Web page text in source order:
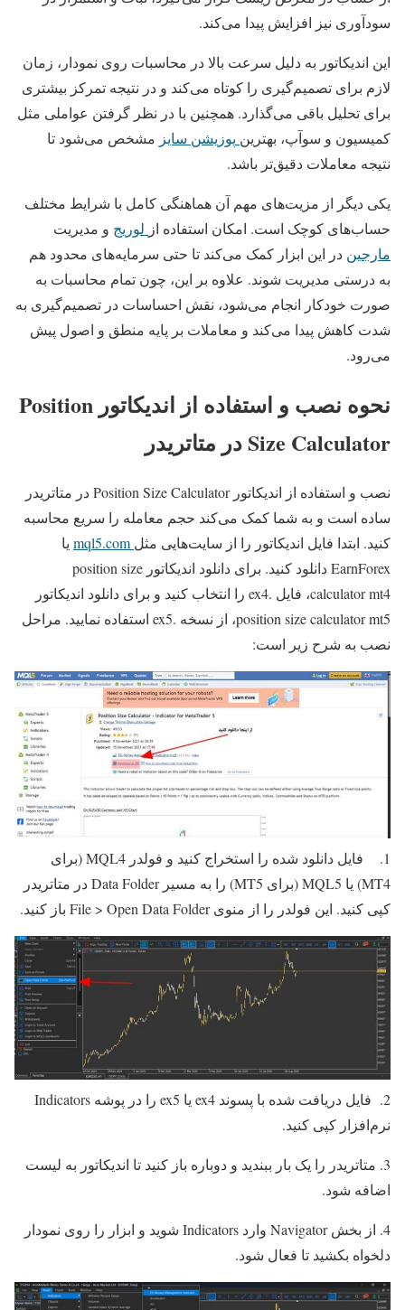
سودآوری نیز افزایش پیدا می‌کند.
این اندیکاتور به دلیل سرعت بالا در محاسبات روی نمودار، زمان
لازم برای تصمیم‌گیری را کوتاه می‌کند و در نتیجه تمرکز بیشتری
برای تحلیل باقی می‌گذارد. همچنین با در نظر گرفتن عواملی مثل
کمیسیون و سوآپ، بهترین پوزیشن سایز مشخص می‌شود تا
نتیجه معاملات دقیق‌تر باشد.
یکی دیگر از مزیت‌های مهم آن هماهنگی کامل با شرایط مختلف
حساب‌های کوچک است. امکان استفاده از لوریج و مدیریت
مارجین در این ابزار کمک می‌کند تا حتی سرمایه‌های محدود هم
به درستی مدیریت شوند. علاوه بر این، چون تمام محاسبات به
صورت خودکار انجام می‌شود، نقش احساسات در تصمیم‌گیری به
شدت کاهش پیدا می‌کند و معاملات بر پایه منطق و اصول پیش
می‌رود.
نحوه نصب و استفاده از اندیکاتور Position
Size Calculator در متاتریدر
نصب و استفاده از اندیکاتور Position Size Calculator در متاتریدر
ساده است و به شما کمک می‌کند حجم معامله را سریع محاسبه
کنید. ابتدا فایل اندیکاتور را از سایت‌هایی مثل mql5.com یا
EarnForex دانلود کنید. برای دانلود اندیکاتور position size
calculator mt4، فایل .ex4 را انتخاب کنید و برای دانلود اندیکاتور
position size calculator mt5، از نسخه .ex5 استفاده نمایید. مراحل
نصب به شرح زیر است:
1. فایل دانلود شده را استخراج کنید و فولدر MQL4 (برای
MT4) یا MQL5 (برای MT5) را به مسیر Data Folder در متاتریدر
کپی کنید. این فولدر را از منوی File > Open Data Folder باز کنید.
2. فایل دریافت‌ شده با پسوند ex4 یا ex5 را در پوشه Indicators
نرم‌افزار کپی کنید.
3. متاتریدر را یک بار ببندید و دوباره باز کنید تا اندیکاتور به لیست
اضافه شود.
4. از بخش Navigator وارد Indicators شوید و ابزار را روی نمودار
دلخواه بکشید تا فعال شود.